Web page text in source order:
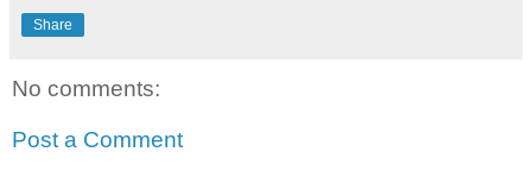
Share
No comments:
Post a Comment